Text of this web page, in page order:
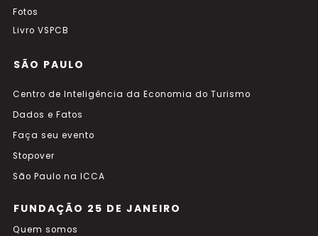
Fotos
Livro VSPCB
SÃO PAULO
Centro de Inteligência da Economia do Turismo
Dados e Fatos
Faça seu evento
Stopover
São Paulo na ICCA
FUNDAÇÃO 25 DE JANEIRO
Quem somos